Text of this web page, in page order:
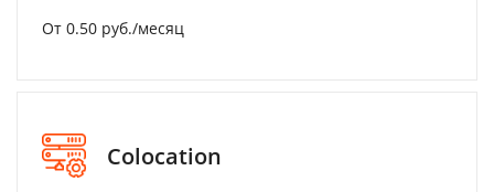
От 0.50 руб./месяц
Colocation